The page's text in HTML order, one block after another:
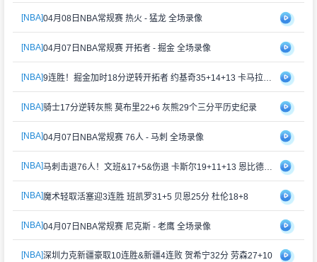
[NBA]04月08日NBA常规赛 热火 - 猛龙 全场录像
[NBA]04月07日NBA常规赛 开拓者 - 掘金 全场录像
[NBA] 9连胜！掘金加时18分逆转开拓者 约基奇35+14+13 卡马拉30分
[NBA]骑士17分逆转灰熊 莫布里22+6 灰熊29个三分平历史纪录
[NBA]04月07日NBA常规赛 76人 - 马刺 全场录像
[NBA] 马刺击退76人！文班&17+5&伤退 卡斯尔19+11+13 恩比德34+12
[NBA]魔术轻取活塞迎3连胜 班凯罗31+5 贝恩25分 杜伦18+8
[NBA]04月07日NBA常规赛 尼克斯 - 老鹰 全场录像
[NBA]深圳力克新疆豪取10连胜&新疆4连败 贺希宁32分 劳森27+10